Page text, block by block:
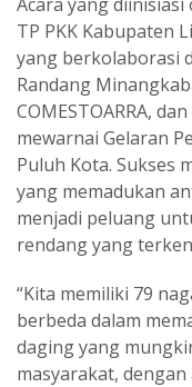
TP PKK Kabupaten
yang berkolaborasi
Randang
COMESTOARRA,
mewarnai Gelaran
Puluh Kota. Sukses
yang memadukan
menjadi peluang
rendang yang
“Kita memiliki 79
berbeda dalam
daging yang
masyarakat,